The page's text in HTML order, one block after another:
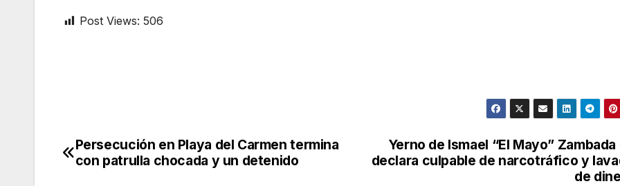
Post Views: 506
Post
Yerno de Ismael “El Mayo” Zambada
declara culpable de narcotráfico y
de
Persecución en Playa del Carmen termina
con patrulla chocada y un detenido